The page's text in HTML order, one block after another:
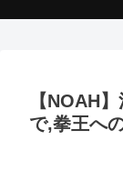
【NOAH
で,拳王へ